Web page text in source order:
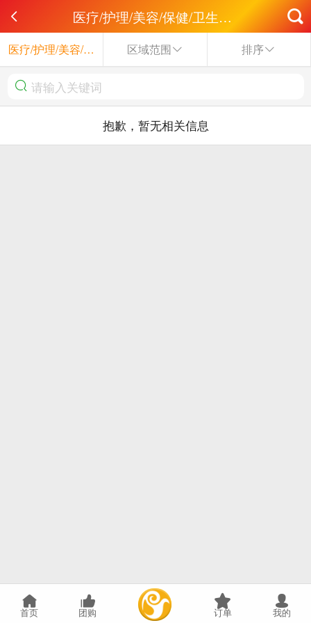
医疗/护理/美容/保健/卫生服务
医疗/护理/美容/保健/卫生服务
区域范围 排序
抱歉，暂无相关信息
首页 团购 订单 我的